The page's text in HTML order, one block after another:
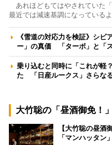
あれほどもてはやされていた
最近では減速基調になっている
《雪道の対応力を検証》シビ
ー」の真価 「ターボ」と「
乗り込むと同時に「これが軽
た 「日産ルークス」さらな
大竹聡の「昼酒御免！」
【大竹聡の昼酒
「マンハッタ